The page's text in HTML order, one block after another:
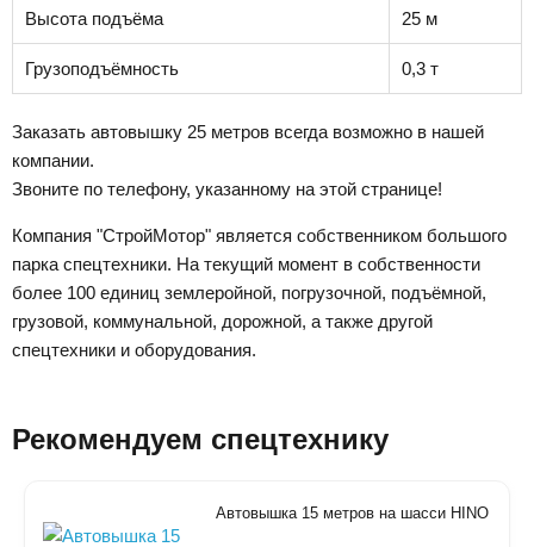
Высота подъёма 25 м
Грузоподъёмность 0,3 т
Заказать автовышку 25 метров всегда возможно в нашей
компании.
Звоните по телефону, указанному на этой странице!
Компания "СтройМотор" является собственником большого
парка спецтехники. На текущий момент в собственности
более 100 единиц землеройной, погрузочной, подъёмной,
грузовой, коммунальной, дорожной, а также другой
спецтехники и оборудования.
Рекомендуем спецтехнику
Автовышка 15 метров на шасси HINO